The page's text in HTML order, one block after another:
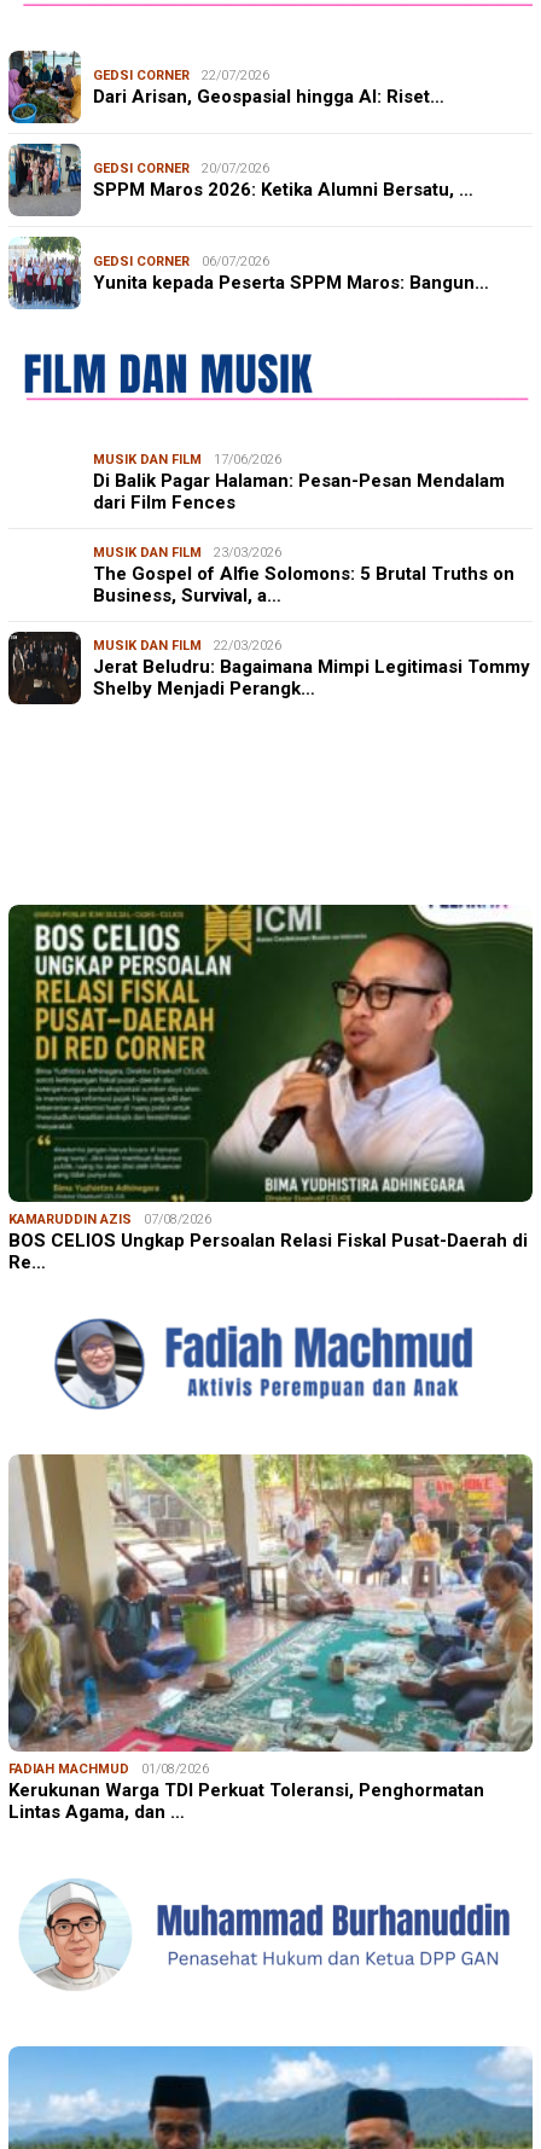
GEDSI CORNER 22/07/2026
Dari Arisan, Geospasial hingga AI: Riset…
GEDSI CORNER 20/07/2026
SPPM Maros 2026: Ketika Alumni Bersatu, …
GEDSI CORNER 06/07/2026
Yunita kepada Peserta SPPM Maros: Bangun…
MUSIK DAN FILM 17/06/2026
Di Balik Pagar Halaman: Pesan-Pesan Mendalam
dari Film Fences
MUSIK DAN FILM 23/03/2026
The Gospel of Alfie Solomons: 5 Brutal Truths on
Business, Survival, a…
MUSIK DAN FILM 22/03/2026
Jerat Beludru: Bagaimana Mimpi Legitimasi Tommy
Shelby Menjadi Perangk…
KAMARUDDIN AZIS 07/08/2026
BOS CELIOS Ungkap Persoalan Relasi Fiskal Pusat-Daerah di
Re…
FADIAH MACHMUD 01/08/2026
Kerukunan Warga TDI Perkuat Toleransi, Penghormatan
Lintas Agama, dan …